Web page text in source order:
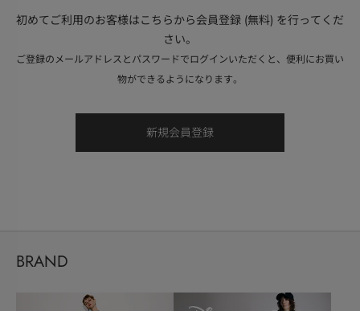
初めてご利用のお客様はこちらから会員登録 (無料) を行ってくだ
さい。
ご登録のメールアドレスとパスワードでログインいただくと、便利にお買い
物ができるようになります。
BRAND